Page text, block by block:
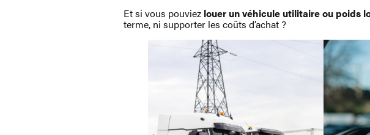
Et si vous pouviez louer un véhicule utilitaire ou poids
terme, ni supporter les coûts d’achat ?